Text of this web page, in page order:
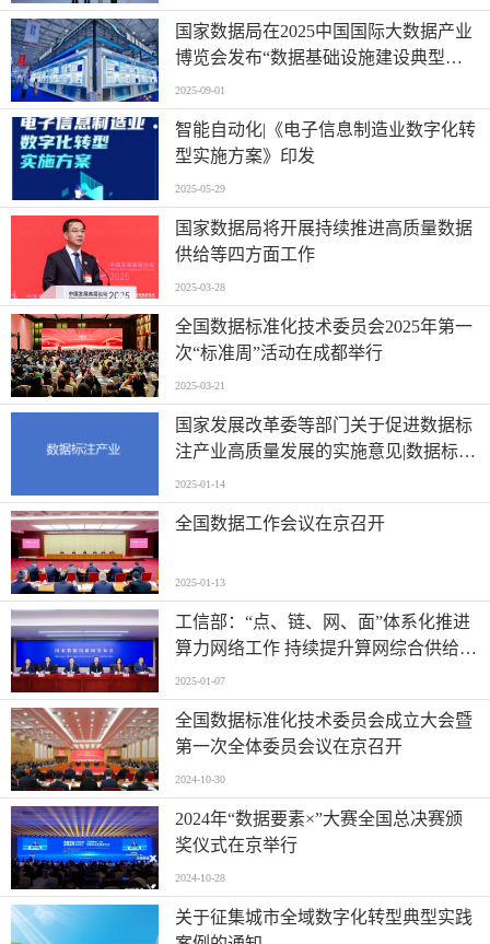
国家数据局在2025中国国际大数据产业
博览会发布“数据基础设施建设典型案
例”
2025-09-01
智能自动化|《电子信息制造业数字化转
型实施方案》印发
2025-05-29
国家数据局将开展持续推进高质量数据
供给等四方面工作
2025-03-28
全国数据标准化技术委员会2025年第一
次“标准周”活动在成都举行
2025-03-21
国家发展改革委等部门关于促进数据标
注产业高质量发展的实施意见|数据标注
产业与自动化科技
2025-01-14
全国数据工作会议在京召开
2025-01-13
工信部：“点、链、网、面”体系化推进
算力网络工作 持续提升算网综合供给能
力
2025-01-07
全国数据标准化技术委员会成立大会暨
第一次全体委员会议在京召开
2024-10-30
2024年“数据要素×”大赛全国总决赛颁
奖仪式在京举行
2024-10-28
关于征集城市全域数字化转型典型实践